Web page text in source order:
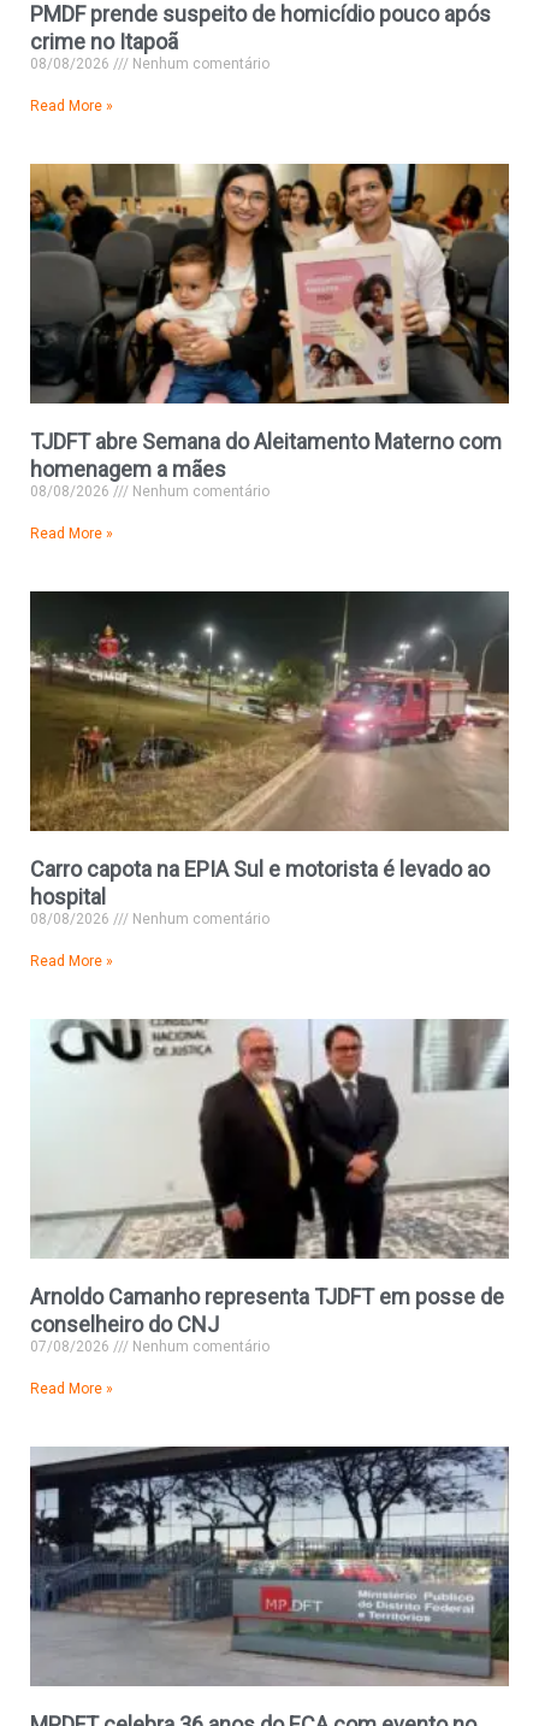
PMDF prende suspeito de homicídio pouco após
crime no Itapoã
08/08/2026 Nenhum comentário
Read More »
TJDFT abre Semana do Aleitamento Materno com
homenagem a mães
08/08/2026 Nenhum comentário
Read More »
Carro capota na EPIA Sul e motorista é levado ao
hospital
08/08/2026 Nenhum comentário
Read More »
Arnoldo Camanho representa TJDFT em posse de
conselheiro do CNJ
07/08/2026 Nenhum comentário
Read More »